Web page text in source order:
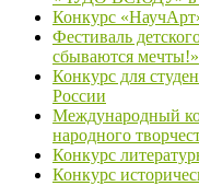
Конкурс
Фестиваль
сбываются мечты!»
Конкурс для
России
Международный
народного
Конкурс
Конкурс